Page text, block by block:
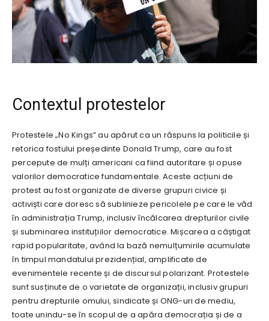
Contextul protestelor
Protestele „No Kings” au apărut ca un răspuns la politicile și
retorica fostului președinte Donald Trump, care au fost
percepute de mulți americani ca fiind autoritare și opuse
valorilor democratice fundamentale. Aceste acțiuni de
protest au fost organizate de diverse grupuri civice și
activiști care doresc să sublinieze pericolele pe care le văd
în administrația Trump, inclusiv încălcarea drepturilor civile
și subminarea instituțiilor democratice. Mișcarea a câștigat
rapid popularitate, având la bază nemulțumirile acumulate
în timpul mandatului prezidențial, amplificate de
evenimentele recente și de discursul polarizant. Protestele
sunt susținute de o varietate de organizații, inclusiv grupuri
pentru drepturile omului, sindicate și ONG-uri de mediu,
toate unindu-se în scopul de a apăra democrația și de a